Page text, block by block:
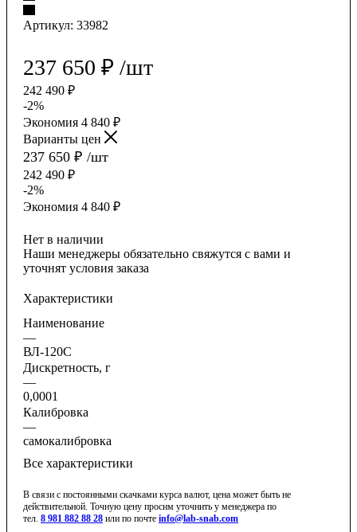
Артикул: 33982
237 650 ₽ /шт
242 490 ₽
-2%
Экономия 4 840 ₽
Варианты цен
237 650 ₽ /шт
242 490 ₽
-2%
Экономия 4 840 ₽
Нет в наличии
Наши менеджеры обязательно свяжутся с вами и
уточнят условия заказа
Характеристики
Наименование
—
ВЛ-120С
Дискретность, г
—
0,0001
Калибровка
—
самокалибровка
Все характеристики
В связи с постоянными скачками курса валют, цена может быть не
действительной. Точную цену просим уточнить у менеджера по
тел. 8 981 882 88 28 или по почте info@lab-snab.com